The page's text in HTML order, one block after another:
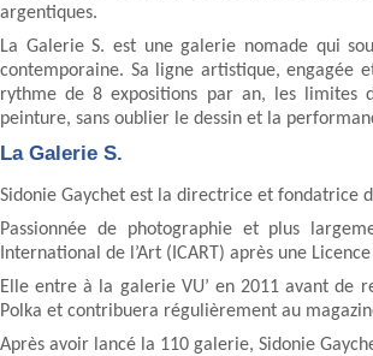
argentiques.
La Galerie S. est une galerie nomade qui
contemporaine. Sa ligne artistique, engagée
rythme de 8 expositions par an, les limites
peinture, sans oublier le dessin et la
La Galerie S.
Sidonie Gaychet est la directrice et fondatrice
Passionnée de photographie et plus
International de l’Art (ICART) après une
Elle entre à la galerie VU’ en 2011 avant de
Polka et contribuera régulièrement au
Après avoir lancé la 110 galerie, Sidonie